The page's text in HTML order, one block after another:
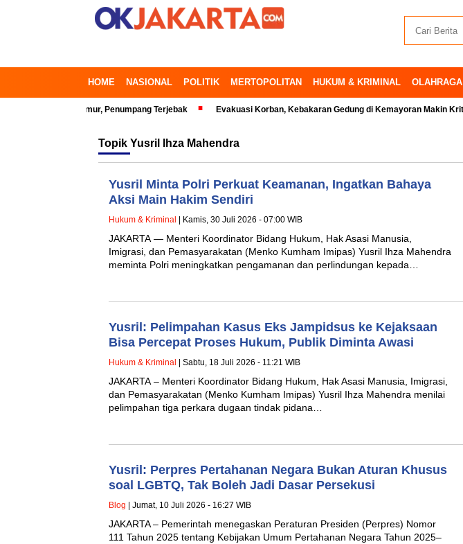
HOME NASIONAL POLITIK MERTOPOLITAN HUKUM & KRIMINAL OLAHRAGA
Bekasi Timur, Penumpang Terjebak Evakuasi Korban, Kebakaran Gedung di Kemayoran Makin Kritis
Topik Yusril Ihza Mahendra
Yusril Minta Polri Perkuat Keamanan, Ingatkan Bahaya
Aksi Main Hakim Sendiri
Hukum & Kriminal | Kamis, 30 Juli 2026 - 07:00 WIB
JAKARTA — Menteri Koordinator Bidang Hukum, Hak Asasi Manusia,
Imigrasi, dan Pemasyarakatan (Menko Kumham Imipas) Yusril Ihza Mahendra
meminta Polri meningkatkan pengamanan dan perlindungan kepada…
Yusril: Pelimpahan Kasus Eks Jampidsus ke Kejaksaan
Bisa Percepat Proses Hukum, Publik Diminta Awasi
Hukum & Kriminal | Sabtu, 18 Juli 2026 - 11:21 WIB
JAKARTA – Menteri Koordinator Bidang Hukum, Hak Asasi Manusia, Imigrasi,
dan Pemasyarakatan (Menko Kumham Imipas) Yusril Ihza Mahendra menilai
pelimpahan tiga perkara dugaan tindak pidana…
Yusril: Perpres Pertahanan Negara Bukan Aturan Khusus
soal LGBTQ, Tak Boleh Jadi Dasar Persekusi
Blog | Jumat, 10 Juli 2026 - 16:27 WIB
JAKARTA – Pemerintah menegaskan Peraturan Presiden (Perpres) Nomor
111 Tahun 2025 tentang Kebijakan Umum Pertahanan Negara Tahun 2025–